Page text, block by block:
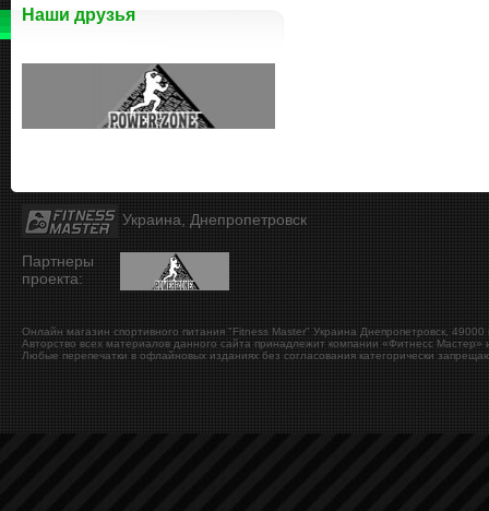
Наши друзья
Украина, Днепропетровск
Партнеры
проекта:
Онлайн магазин спортивного питания "Fitness Master" Украина Днепропетровск 49000
Авторство всех материалов данного сайта принадлежит компании «Фитнесс Мастер»
Любые перепечатки в офлайновых изданиях без согласования категорически